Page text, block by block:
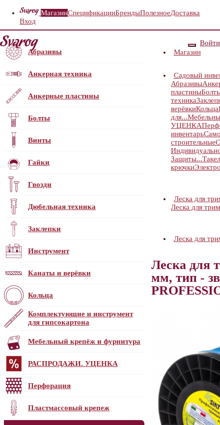
МагазинСпецификацииБрендыПолезноеДоставка
Вход
Войти
Абразивы
Анкерная техника
Анкерные пластины
Болты
Винты
Гайки
Гвозди
Дюбельная техника
Заклепки
Инструмент
Канаты и верёвки
Кольца
Комплектующие и инструмент
для гипсокартона
Мебельный крепёж и фурнитура
РАСПРОДАЖИ. УЦЕНКА
Перфорация
Пластмассовый крепеж
Магазин
Садовый
Абразивы
пластины
техника
верёвкиКольца
для...
УЦЕНКА
инвентарь
строительные
Защиты...
крючки
Леска для
Леска для
Леска для
Леска для
мм, тип -